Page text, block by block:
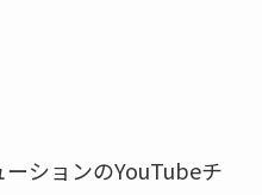
ションのYouTubeチ